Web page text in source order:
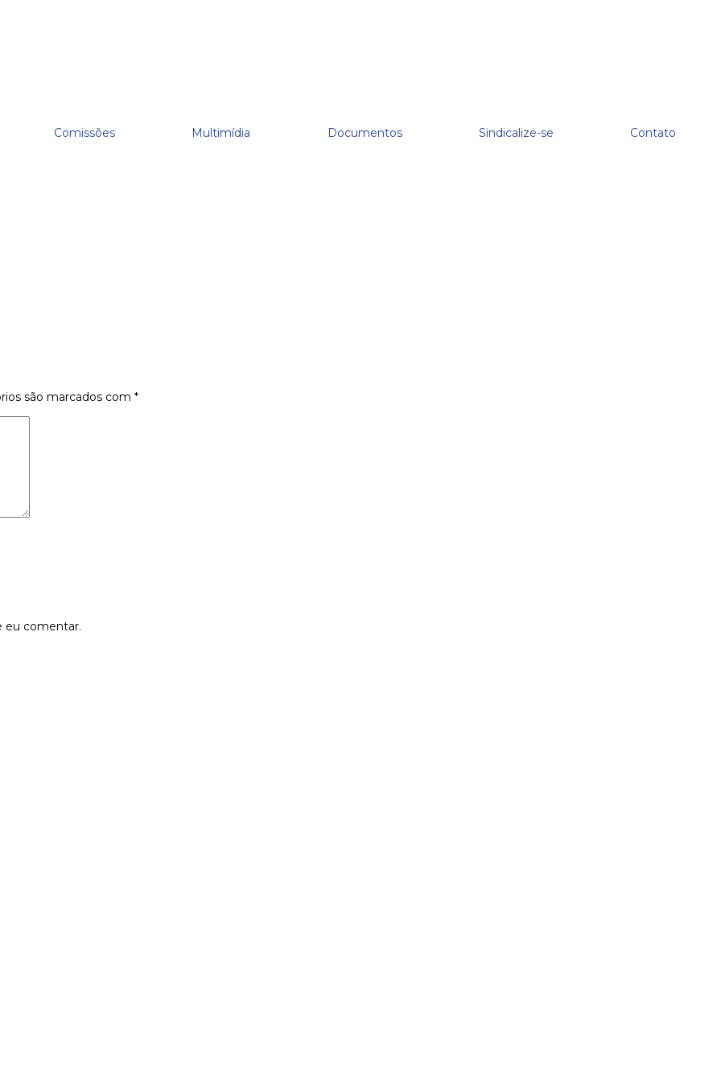
Comissões Multimídia Documentos Sindicalize-se Contato
são marcados com *
eu comentar.